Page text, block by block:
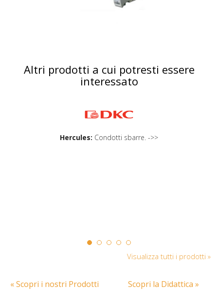
Altri prodotti a cui potresti essere
interessato
Hercules: Condotti sbarre. ->>
Visualizza tutti i prodotti »
« Scopri i nostri Prodotti Scopri la Didattica »